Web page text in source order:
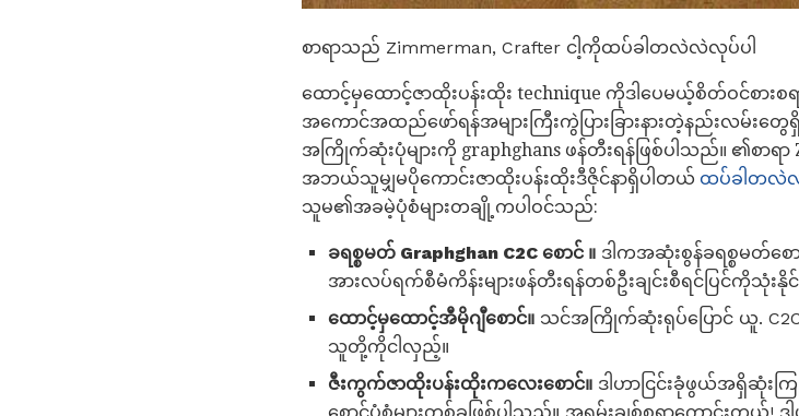
စာရာသည် Zimmerman, Crafter ငါ့ကိုထပ်ခါတလဲလဲလုပ်ပါ
ထောင့်မှထောင့်ဇာထိုးပန်းထိုး technique ကိုဒါပေမယ့်စိတ်ဝင်စား
အကောင်အထည်ဖော်ရန်အများကြီးကွဲပြားခြားနားတဲ့နည်းလမ်းတွ
အကြိုက်ဆုံးပုံများကို graphghans ဖန်တီးရန်ဖြစ်ပါသည်။ ၏စ
အဘယ်သူမျှမပိုကောင်းဇာထိုးပန်းထိုးဒီဇိုင်နာရှိပါတယ် ထပ်ခါတလဲလဲ
သူမ၏အခမဲ့ပုံစံများတချို့ကပါဝင်သည်:
ခရစ္စမတ် Graphghan C2C စောင် ။ ဒါကအဆုံးစွန်ခရစ္စမတ်စ
အားလပ်ရက်စီမံကိန်းများဖန်တီးရန်တစ်ဦးချင်းစီရင်ပြင်ကိုသုံး
ထောင့်မှထောင့်အီမိုဂျီစောင်။ သင်အကြိုက်ဆုံးရုပ်ပြောင် ယူ.
သူတို့ကိုငါလှည့်။
ဇီးကွက်ဇာထိုးပန်းထိုးကလေးစောင်။ ဒါဟာငြင်းခုံဖွယ်အရှိဆုံး